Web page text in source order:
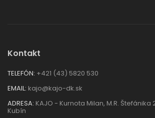
Kontakt
TELEFÓN: +421 (43) 5820 530
EMAIL: kajo@kajo-dk.sk
ADRESA: KAJO - Kurnota Milan, M.R. Štefánika
Kubín